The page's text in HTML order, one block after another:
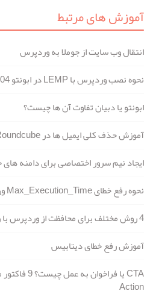
آموزش های مرتبط
انتقال وب سایت از جوملا به وردپرس
نحوه نصب وردپرس با LEMP در ابونتو 22.04
ابونتو یا دبیان تفاوت آن ها چیست؟
آموزش حذف کلی ایمیل ها در Roundcube
ایجاد نیم سرور اختصاصی برای دامنه
نحوه رفع خطای Max_Execution_Time وردپرس
4 روش مختلف برای محافظت از وردپرس با رمز عبور
آموزش رفع خطای دیتابیس
Action